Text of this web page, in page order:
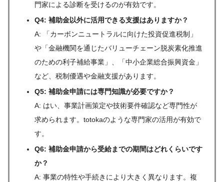
門家による診断を受けるのが有効です。
Q4: 補助金以外に活用できる支援はありますか？
A: 「カーボンニュートラルに向けた投資促進税制」
や「金融機関を通じたバリューチェーン脱炭素化推進
のための利子補給事業」、「中小企業総合振興資金」
など、税制優遇や金融支援があります。
Q5: 補助金申請には専門知識が必要ですか？
A: はい、事業計画策定や技術要件確認など専門性が
求められます。totokaのような専門家の活用が有効で
す。
Q6: 補助金申請から受給までの期間はどれくらいです
か？
A: 事業の特性や手続きにより大きく異なります。複